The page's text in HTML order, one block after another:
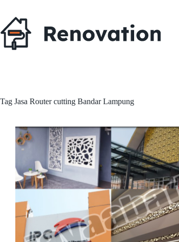
content
Tag Jasa Router cutting Bandar Lampung